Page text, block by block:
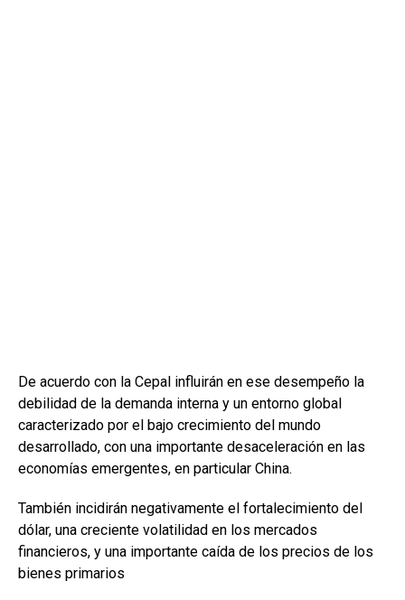
De acuerdo con la Cepal influirán en ese desempeño la
debilidad de la demanda interna y un entorno global
caracterizado por el bajo crecimiento del mundo
desarrollado, con una importante desaceleración en las
economías emergentes, en particular China.
También incidirán negativamente el fortalecimiento del
dólar, una creciente volatilidad en los mercados
financieros, y una importante caída de los precios de los
bienes primarios